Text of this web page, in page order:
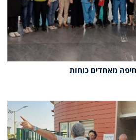
מאחדים כוחות